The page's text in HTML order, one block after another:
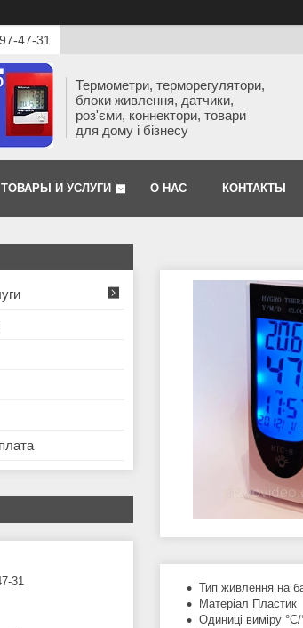
47-31
Термометри, терморегулятори,
блоки живлення, датчики,
роз'єми, коннектори, товари
для дому і бізнесу
ТОВАРЫ И УСЛУГИ О НАС КОНТАКТЫ
Тип живлення на
Матеріал Пластик
Одиниці виміру °C/
31